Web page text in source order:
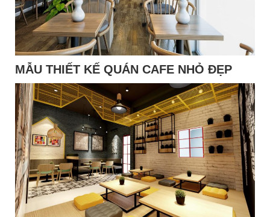
MẪU THIẾT KẾ QUÁN CAFE NHỎ ĐẸP